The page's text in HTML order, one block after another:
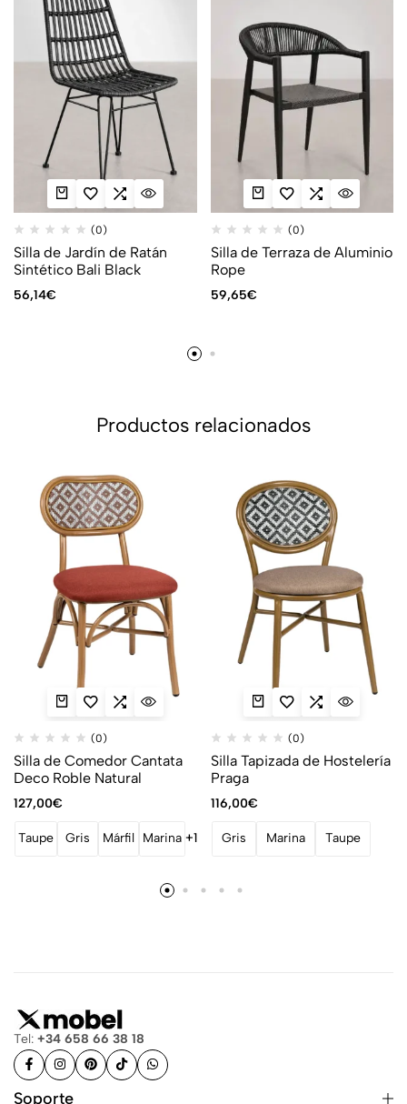
(0)
Silla de Jardín de Ratán
Sintético Bali Black
56,14€
(0)
Silla de Terraza de Aluminio
Rope
59,65€
Productos relacionados
(0)
Silla de Comedor Cantata
Deco Roble Natural
127,00€
Taupe Gris Márfil Marina +1
(0)
Silla Tapizada de Hostelería
Praga
116,00€
Gris Marina Taupe
Tel: +34 658 66 38 18
Soporte